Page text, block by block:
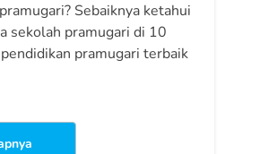
Sebaiknya ketahui
sekolah pramugari di 10
pramugari terbaik